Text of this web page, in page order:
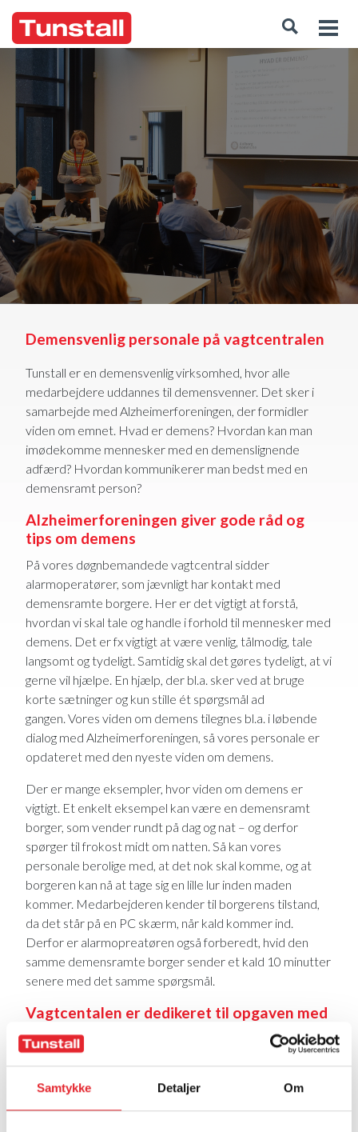
Samtykke Detaljer Om
Demensvenlig personale på vagtcentralen
Tunstall er en demensvenlig virksomhed, hvor alle
medarbejdere uddannes til demensvenner. Det sker i
samarbejde med Alzheimerforeningen, der formidler
viden om emnet. Hvad er demens? Hvordan kan man
imødekomme mennesker med en demenslignende
adfærd? Hvordan kommunikerer man bedst med en
demensramt person?
Alzheimerforeningen giver gode råd og
tips om demens
På vores døgnbemandede vagtcentral sidder
alarmoperatører, som jævnligt har kontakt med
demensramte borgere. Her er det vigtigt at forstå,
hvordan vi skal tale og handle i forhold til mennesker med
demens. Det er fx vigtigt at være venlig, tålmodig, tale
langsomt og tydeligt. Samtidig skal det gøres tydeligt, at vi
gerne vil hjælpe. En hjælp, der bl.a. sker ved at bruge
korte sætninger og kun stille ét spørgsmål ad
gangen. Vores viden om demens tilegnes bl.a. i løbende
dialog med Alzheimerforeningen, så vores personale er
opdateret med den nyeste viden om demens.
Der er mange eksempler, hvor viden om demens er
vigtigt. Et enkelt eksempel kan være en demensramt
borger, som vender rundt på dag og nat – og derfor
spørger til frokost midt om natten. Så kan vores
personale berolige med, at det nok skal komme, og at
borgeren kan nå at tage sig en lille lur inden maden
kommer. Medarbejderen kender til borgerens tilstand,
da det står på en PC skærm, når kald kommer ind.
Derfor er alarmopreatøren også forberedt, hvid den
samme demensramte borger sender et kald 10 minutter
senere med det samme spørgsmål.
Vagtcentalen er dedikeret til opgaven med
at håndtere nødkald
Alarmoperatører er dedikeret til opgaven med at
hjemmeplejen. Jobbet kræver stor empati og
handlekraft, så de rigtige beslutninger kan tages